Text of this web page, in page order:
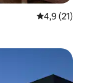
4,9 de uma
4,9 (21)